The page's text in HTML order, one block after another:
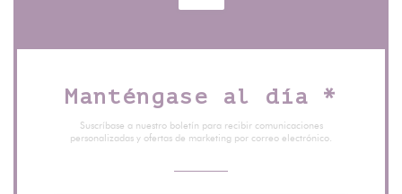
Manténgase al día *
Suscríbase a nuestro boletín para recibir comunicaciones
personalizadas y ofertas de marketing por correo electrónico.